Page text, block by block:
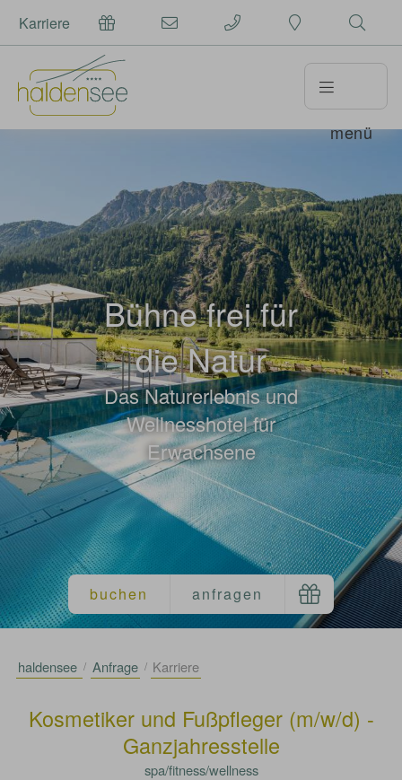
Karriere
menü
Bühne frei für
die Natur
Das Naturerlebnis und
Wellnesshotel für
Erwachsene
haldensee Anfrage Karriere
Kosmetiker und Fußpfleger (m/w/d) -
Ganzjahresstelle
spa/fitness/wellness